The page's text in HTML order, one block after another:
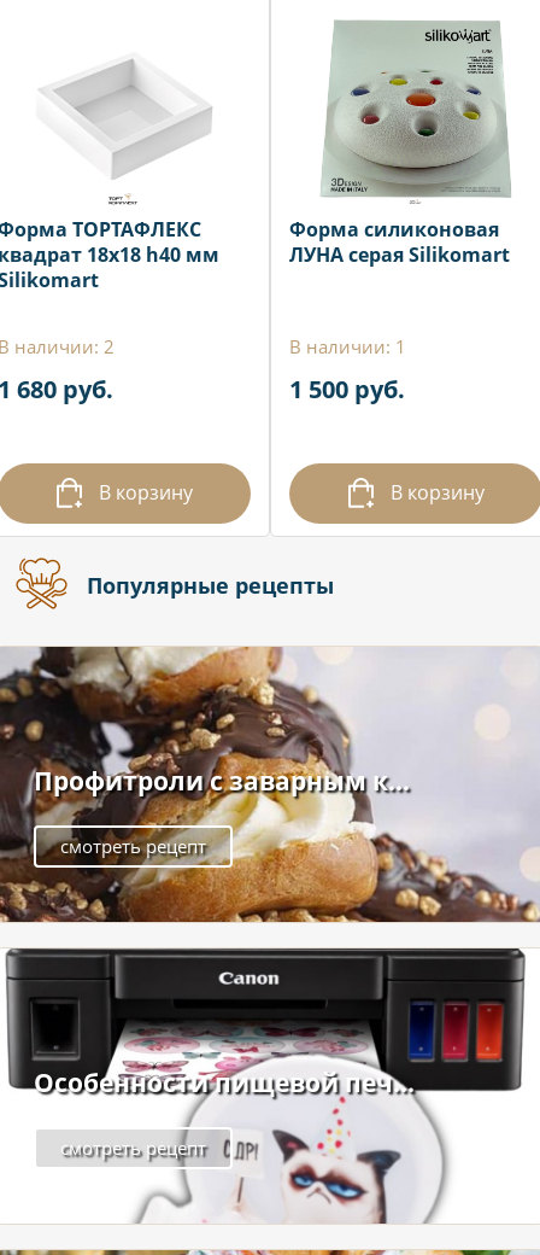
ТОРТАФЛЕКС
18х18 h40 мм
наличии: 2
680 руб.
В корзину
Форма силиконовая
ЛУНА серая Silikomart
В наличии: 1
1 500 руб.
В корзину
Популярные рецепты
Профитроли с заварным к...
смотреть рецепт
Особенности пищевой печ...
смотреть рецепт